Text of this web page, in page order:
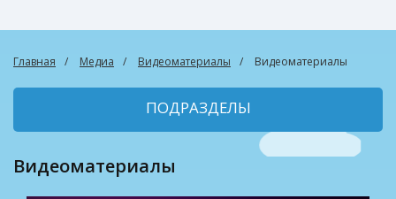
Главная Медиа Видеоматериалы Видеоматериалы
ПОДРАЗДЕЛЫ
Видеоматериалы